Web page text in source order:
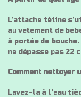
L’attache tétine
au vêtement de
à portée de
ne dépasse pas 22
Comment nettoyer
Lavez-la à l’eau